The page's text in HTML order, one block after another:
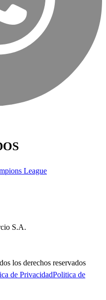
League
S.A.
los derechos reservados
de PrivacidadPolitica de